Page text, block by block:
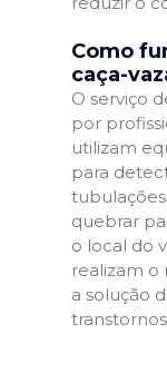
Como
caça-
O serviço
por
utilizam
para
quebrar
o local do
realizam o
a solução